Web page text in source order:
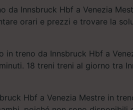
da Innsbruck Hbf a Venezia
orari e prezzi e trovare la
in treno da Innsbruck Hbf a
18 treni treni al giorno tra
Hbf a Venezia Mestre in